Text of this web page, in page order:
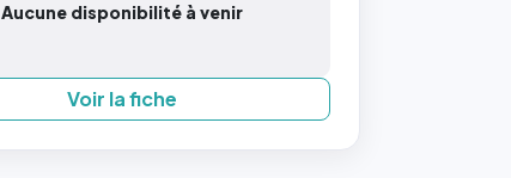
Aucune disponibilité à venir
Voir la fiche